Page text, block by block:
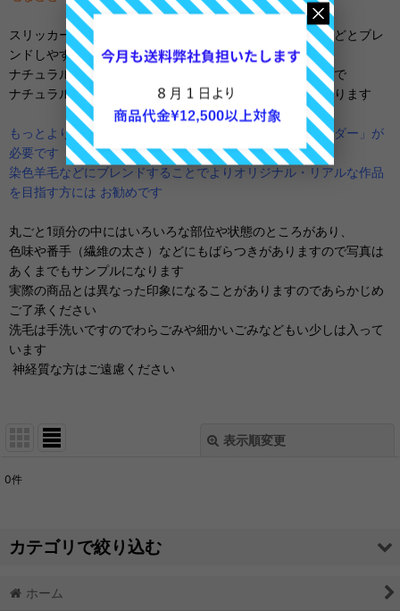
スリッカーや犬の櫛などで解毛することにより他の羊毛などとブレ
ンドしやすくなります
ナチュラルカラー羊毛と同じ感覚で使うことが出来ますので
ナチュラル系の色のバリエーションも豊富になり幅が広がります
もっとよりよくブレンドするには専用の道具「ハンドカーダー」が
必要です
染色羊毛などにブレンドすることでよりオリジナル・リアルな作品
を目指す方には お勧めです
丸ごと1頭分の中にはいろいろな部位や状態のところがあり、
色味や番手（繊維の太さ）などにもばらつきがありますので写真は
あくまでもサンプルになります
実際の商品とは異なった印象になることがありますのであらかじめ
ご了承ください
洗毛は手洗いですのでわらごみや細かいごみなどもい少しは入って
います
神経質な方はご遠慮ください
表示順変更
サブカテゴリ
0件
カテゴリで絞り込む
そのままの羊「房のままの羊」すぐ使える！房状になった羊の毛
ホーム